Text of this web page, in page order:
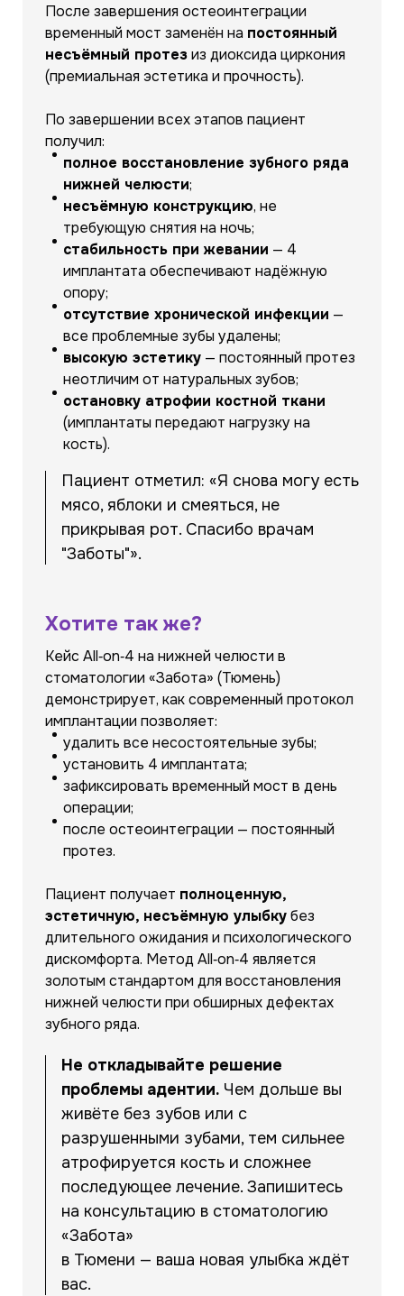
После завершения остеоинтеграции
временный мост заменён на постоянный
несъёмный протезиз диоксида циркония
(премиальная эстетика и прочность).
По завершении всех этапов пациент
получил:
полное восстановление зубного ряда
нижней челюсти;
несъёмную конструкцию, не
требующую снятия на ночь;
стабильность при жевании — 4
имплантата обеспечивают надёжную
опору;
отсутствие хронической инфекции —
все проблемные зубы удалены;
высокую эстетику — постоянный протез
неотличим от натуральных зубов;
остановку атрофии костной ткани
(имплантаты передают нагрузку на
кость).
Пациент отметил: «Я снова могу есть
мясо, яблоки и смеяться, не
прикрывая рот. Спасибо врачам
"Заботы"».
Хотите так же?
Кейс All‑on‑4 на нижней челюсти в
стоматологии «Забота» (Тюмень)
демонстрирует, как современный протокол
имплантации позволяет:
удалить все несостоятельные зубы;
установить 4 имплантата;
зафиксировать временный мост в день
операции;
после остеоинтеграции — постоянный
протез.
Пациент получает полноценную,
эстетичную, несъёмную улыбкубез
длительного ожидания и психологического
дискомфорта. Метод All‑on‑4 является
золотым стандартом для восстановления
нижней челюсти при обширных дефектах
зубного ряда.
Не откладывайте решение
проблемы адентии. Чем дольше вы
живёте без зубов или с
разрушенными зубами, тем сильнее
атрофируется кость и сложнее
последующее лечение. Запишитесь
на консультацию в стоматологию
«Забота»
в Тюмени — ваша новая улыбка ждёт
вас.